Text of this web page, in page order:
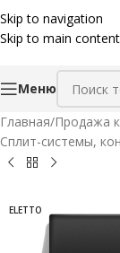
Skip to navigation
Skip to main content
Меню
Главная/Продажа
Сплит-системы,
ELETTO